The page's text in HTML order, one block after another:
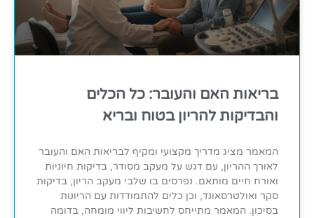
בריאות האם והעובר: כל הכלים
והבדיקות להריון בטוח ובריא
המאמר מציג מדריך מקצועי ומקיף לבריאות האם והעובר
לאורך ההריון, עם דגש על מעקב מסודר, בדיקות חיוניות
ואורח חיים מותאם. נפרסים בו שלבי מעקב הריון, בדיקות
סקר ואולטרסאונד, וכן כלים להתמודדות עם הריונות
בסיכון. המאמר מתייחס לחשיבות ליווי מומחה, בדומה